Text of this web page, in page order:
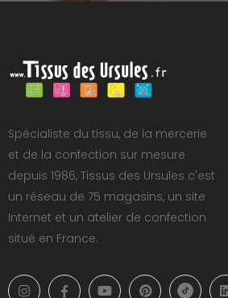
Spécialiste du tissu, de la mercerie
et de la confection sur mesure
depuis 1986, Tissus des Ursules c'est
un réseau de 75 magasins, un site
Internet et un atelier de confection
situé en France.